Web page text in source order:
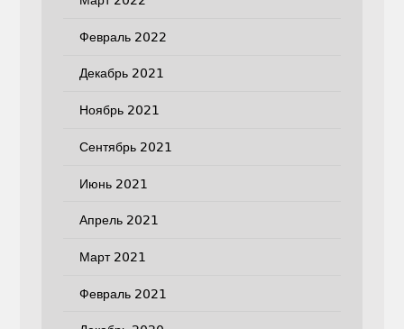
Февраль 2022
Декабрь 2021
Ноябрь 2021
Сентябрь 2021
Июнь 2021
Апрель 2021
Март 2021
Февраль 2021